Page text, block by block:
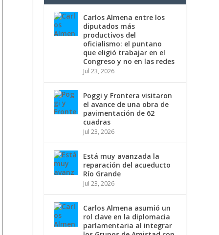
Carlos Almena entre los
diputados más
productivos del
oficialismo: el puntano
que eligió trabajar en el
Congreso y no en las redes
Jul 23, 2026
Poggi y Frontera visitaron
el avance de una obra de
pavimentación de 62
cuadras
Jul 23, 2026
Está muy avanzada la
reparación del acueducto
Río Grande
Jul 23, 2026
Carlos Almena asumió un
rol clave en la diplomacia
parlamentaria al integrar